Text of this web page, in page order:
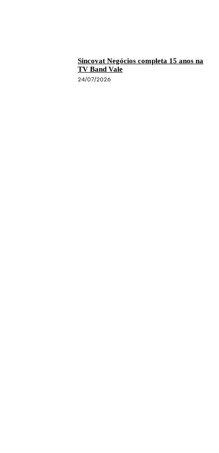
Sincovat Negócios completa 15 anos na
TV Band Vale
24/07/2026